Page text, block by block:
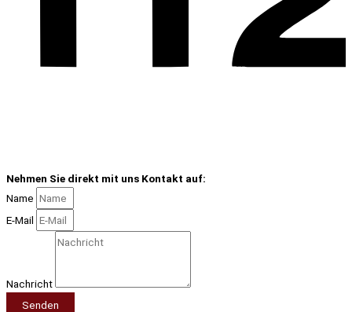
Nehmen Sie direkt mit uns Kontakt auf:
Name
E-Mail
Nachricht
Senden